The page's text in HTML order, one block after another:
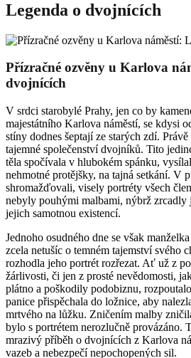
Legenda o dvojnících
Přízračné ozvěny u Karlova
dvojnících
V srdci starobylé Prahy, jen co by
majestátního Karlova náměstí, se kdysi
stíny dodnes šeptají ze starých zdí.
tajemné společenství dvojníků. Tito
těla spočívala v hlubokém spánku,
nehmotné protějšky, na tajná setkání. V
shromažďovali, visely portréty všech
nebyly pouhými malbami, nýbrž zrcadly
jejich samotnou existencí.
Jednoho osudného dne se však
zcela netušíc o temném tajemství svého
rozhodla jeho portrét rozřezat. Ať už z
žárlivosti, či jen z prosté nevědomosti,
plátno a poškodily podobiznu,
panice přispěchala do ložnice, aby
mrtvého na lůžku. Zničením malby
bylo s portrétem nerozlučně provázáno.
mrazivý příběh o dvojnících z Karlova
vazeb a nebezpečí nepochopených sil.